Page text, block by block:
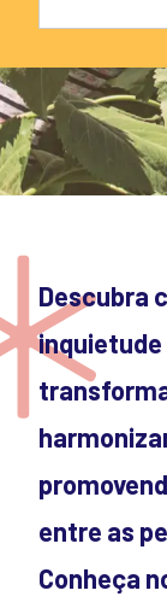
Descubra
inquietude
entre as
Conheça